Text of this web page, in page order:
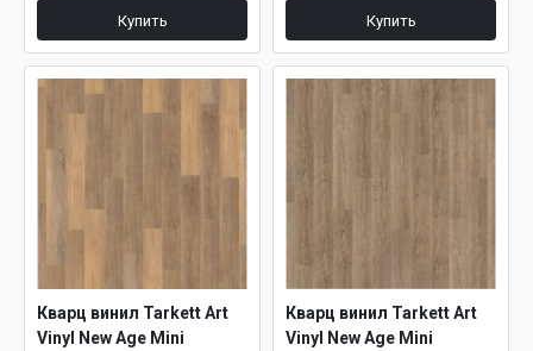
Купить Купить
Кварц винил Tarkett Art
Vinyl New Age Mini
Кварц винил Tarkett Art
Vinyl New Age Mini